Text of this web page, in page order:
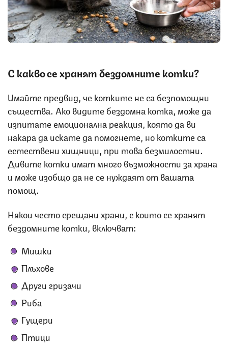
Снимка: iStock
С какво се хранят бездомните котки?
Имайте предвид, че котките не са безпомощни
същества. Ако видите бездомна котка, може да
изпитате емоционална реакция, която да ви
накара да искате да помогнете, но котките са
естествени хищници, при това безмилостни.
Дивите котки имат много възможности за храна
и може изобщо да не се нуждаят от вашата
помощ.
Някои често срещани храни, с които се хранят
бездомните котки, включват:
Мишки
Плъхове
Други гризачи
Риба
Гущери
Птици